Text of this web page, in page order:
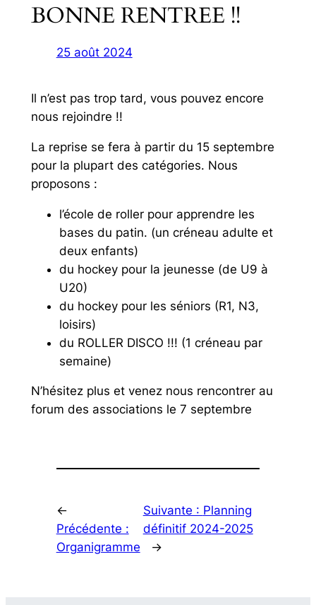
BONNE RENTREE !!
25 août 2024
Il n’est pas trop tard, vous pouvez encore
nous rejoindre !!
La reprise se fera à partir du 15 septembre
pour la plupart des catégories. Nous
proposons :
l’école de roller pour apprendre les
bases du patin. (un créneau adulte et
deux enfants)
du hockey pour la jeunesse (de U9 à
U20)
du hockey pour les séniors (R1, N3,
loisirs)
du ROLLER DISCO !!! (1 créneau par
semaine)
N’hésitez plus et venez nous rencontrer au
forum des associations le 7 septembre
←
Précédente :
Organigramme
Suivante : Planning
définitif 2024-2025
→